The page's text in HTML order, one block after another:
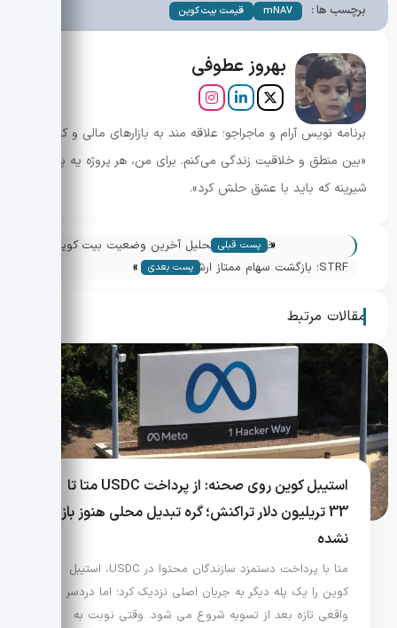
برچسب ها : mNAV قیمت بیت کوین
بهروز عطوفی
برنامه نویس آرام و ماجراجو؛ علاقه مند به بازارهای مالی و کریپتو.
«بین منطق و خلاقیت زندگی می‌کنم. برای من، هر پروژه یه پازل
شیرینه که باید با عشق حلش کرد».
« پست قبلی
خلاصه بازار: تحلیل آخرین وضعیت بیت کوین
و بازار کریپتو
STRF؛ بازگشت سهام ممتاز ارشد
بیت کوین
پست بعدی »
مقالات مرتبط
استیبل کوین روی صحنه: از پرداخت USDC متا تا
33 تریلیون دلار تراکنش؛ گره تبدیل محلی هنوز باز
نشده
متا با پرداخت دستمزد سازندگان محتوا در USDC، استیبل
کوین را یک پله دیگر به جریان اصلی نزدیک کرد؛ اما دردسر
واقعی تازه بعد از تسویه شروع می شود. وقتی نوبت به